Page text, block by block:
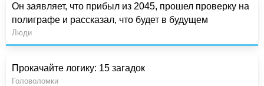
Он заявляет, что прибыл из 2045, прошел проверку на
полиграфе и рассказал, что будет в будущем
Люди
Прокачайте логику: 15 загадок
Головоломки